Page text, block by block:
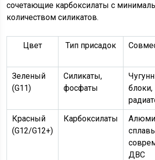
сочетающие карбоксилаты с
количеством силикатов.
Цвет Тип присадок
Зеленый
(G11)
Силикаты,
фосфаты
Красный
(G12/G12+)
Карбоксилаты
ДВС